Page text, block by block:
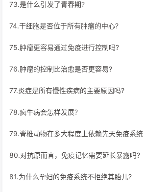
73.是什么引发了青春期?
74.干细胞是否位于所有肿瘤的中心?
75.肿瘤更容易通过免疫进行控制吗?
76.肿瘤的控制比治愈是否更容易?
77.炎症是所有慢性疾病的主要原因吗?
78.疯牛病会怎样发展?
79.脊椎动物在多大程度上依赖先天免疫系
80.对抗原而言，免疫记忆需要延长暴露吗?
81.为什么孕妇的免疫系统不拒绝其胎儿?